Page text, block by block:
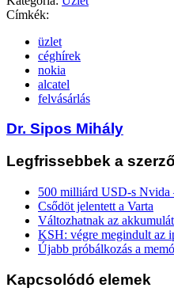
Címkék:
üzlet
céghírek
nokia
alcatel
felvásárlás
Dr. Sipos Mihály
Legfrissebbek a
500 milliárd USD-s Nvida
Csődöt jelentett a Varta
Változhatnak az
KSH: végre megindult az
Újabb próbálkozás a
Kapcsolódó elemek